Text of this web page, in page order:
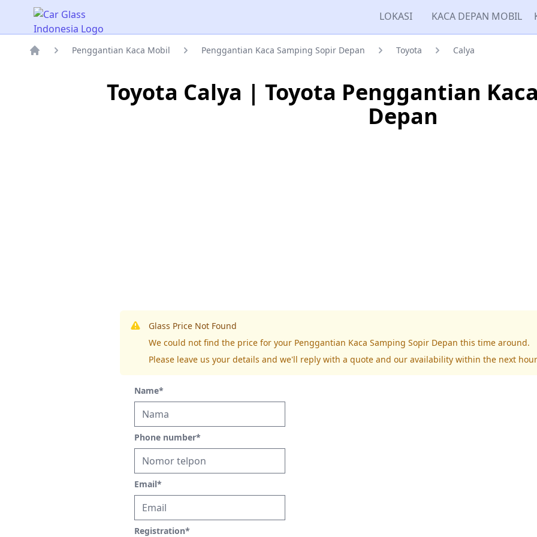
Car Glass Indonesia LOKASI KACA DEPAN MOBIL
Penggantian Kaca Mobil Penggantian Kaca Samping Sopir Depan Toyota Calya
Toyota Calya | Toyota Penggantian
Depan
Glass Price Not Found
We could not find the price for your Penggantian Kaca Samping Sopir Depan this time around.
Please leave us your details and we'll reply with a quote and our availability within the next
Name*
Phone number*
Email*
Registration*